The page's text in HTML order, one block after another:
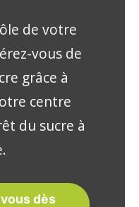
de votre
vous de
grâce à
centre
du sucre à
dès